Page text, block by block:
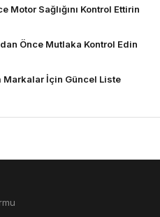
Motor Sağlığını Kontrol Ettirin
Önce Mutlaka Kontrol Edin
İçin Güncel Liste